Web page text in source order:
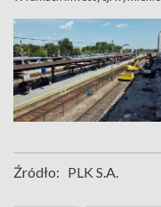
Źródło: PLK S.A.